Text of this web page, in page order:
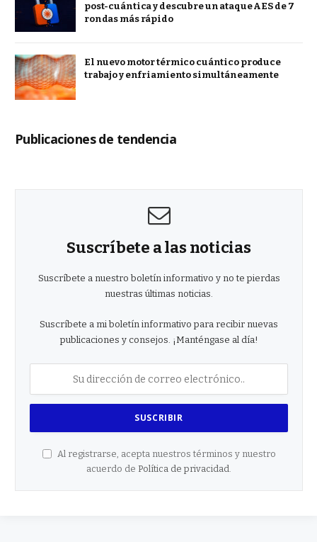
post-cuántica y descubre un ataque AES de 7
rondas más rápido
El nuevo motor térmico cuántico produce
trabajo y enfriamiento simultáneamente
Publicaciones de tendencia
Suscríbete a las noticias
Suscríbete a nuestro boletín informativo y no te pierdas
nuestras últimas noticias.
Suscríbete a mi boletín informativo para recibir nuevas
publicaciones y consejos. ¡Manténgase al día!
Al registrarse, acepta nuestros términos y nuestro
acuerdo de Política de privacidad.